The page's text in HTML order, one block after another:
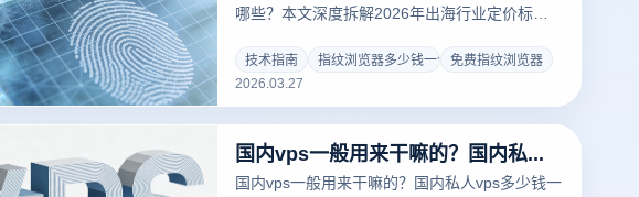
哪些？本文深度拆解2026年出海行业定价标
功能。教您如何利用物理级环境隔离实现多账号
安全运营，规避关联封号风险，点击获取最新价
格清单与提效方案！
技术指南 指纹浏览器多少钱一个月免费指纹浏览器
2026.03.27
国内vps一般用来干嘛的？国内私人vps多少钱一个月？
国内vps一般用来干嘛的？国内私人vps多少钱一